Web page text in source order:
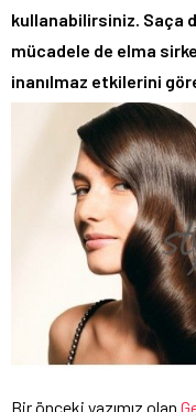
kullanabilirsiniz. Saça
mücadele de elma
inanılmaz etkilerini
Bir önceki yazımız olan